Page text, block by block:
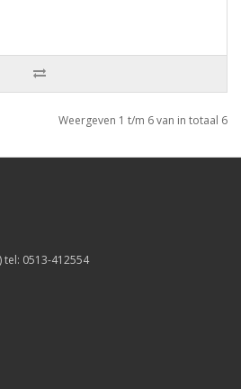
Weergeven 1 t/m 6 van in totaal 6
tel: 0513-412554